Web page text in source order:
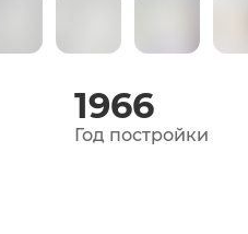
1966
Год постройки